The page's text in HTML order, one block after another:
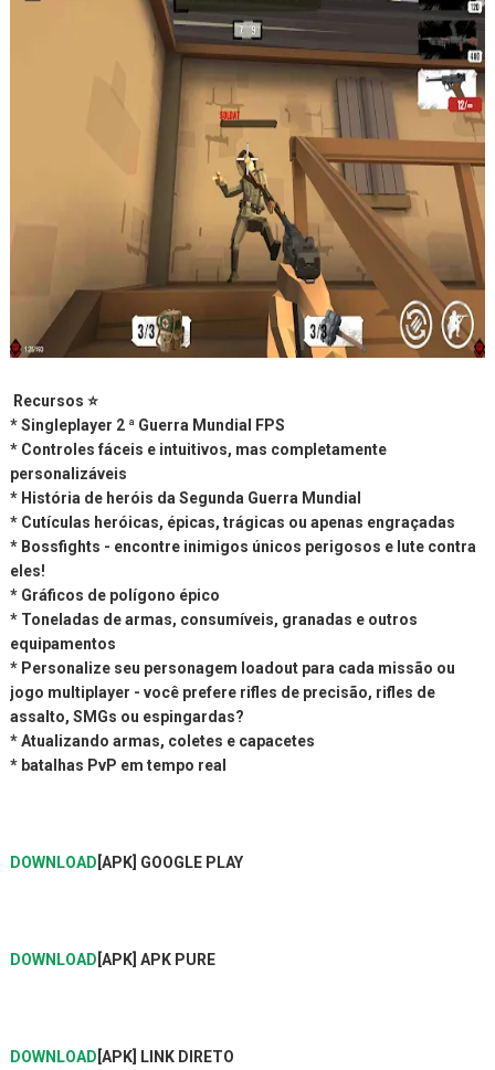
Recursos ⭐
* Singleplayer 2 ª Guerra Mundial FPS
* Controles fáceis e intuitivos, mas completamente
personalizáveis
* História de heróis da Segunda Guerra Mundial
* Cutículas heróicas, épicas, trágicas ou apenas engraçadas
* Bossfights - encontre inimigos únicos perigosos e lute contra
eles!
* Gráficos de polígono épico
* Toneladas de armas, consumíveis, granadas e outros
equipamentos
* Personalize seu personagem loadout para cada missão ou
jogo multiplayer - você prefere rifles de precisão, rifles de
assalto, SMGs ou espingardas?
* Atualizando armas, coletes e capacetes
* batalhas PvP em tempo real
DOWNLOAD [APK] GOOGLE PLAY
DOWNLOAD [APK] APK PURE
DOWNLOAD [APK] LINK DIRETO